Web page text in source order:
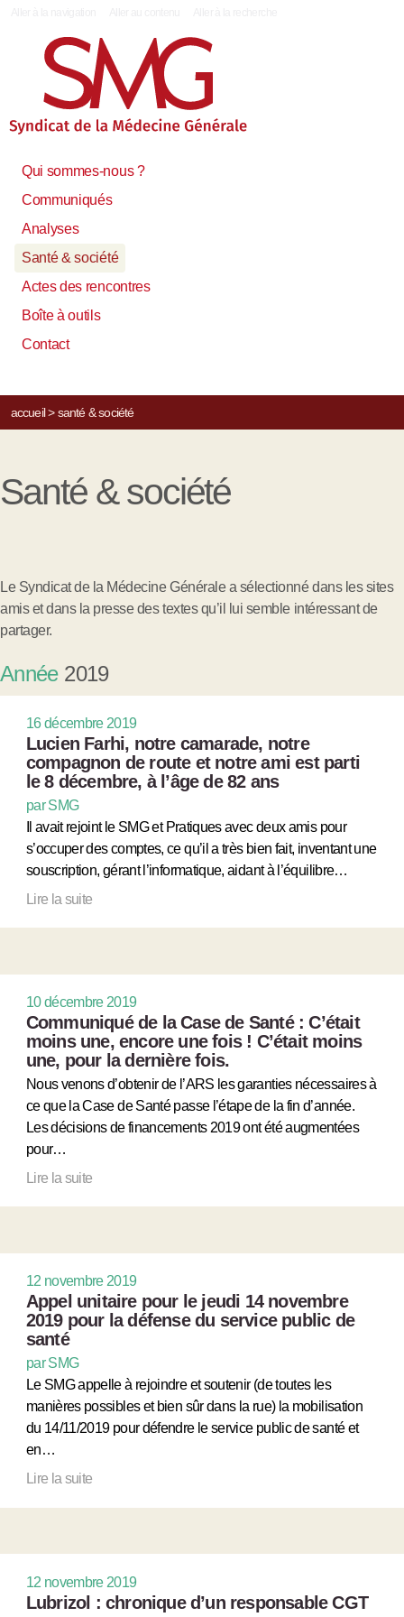
Qui sommes-nous ?
Communiqués
Analyses
Santé & société
Actes des rencontres
Boîte à outils
Contact
accueil> santé & société
Santé & société
Le Syndicat de la Médecine Générale a sélectionné dans les sites
amis et dans la presse des textes qu’il lui semble intéressant de
partager.
Année2019
16 décembre 2019
Lucien Farhi, notre camarade, notre
compagnon de route et notre ami est parti
le 8 décembre, à l’âge de 82 ans
par SMG
Il avait rejoint le SMG et Pratiques avec deux amis pour
s’occuper des comptes, ce qu’il a très bien fait, inventant une
souscription, gérant l’informatique, aidant à l’équilibre…
Lire la suite
10 décembre 2019
Communiqué de la Case de Santé : C’était
moins une, encore une fois ! C’était moins
une, pour la dernière fois.
Nous venons d’obtenir de l’ARS les garanties nécessaires à
ce que la Case de Santé passe l’étape de la fin d’année.
Les décisions de financements 2019 ont été augmentées
pour…
Lire la suite
12 novembre 2019
Appel unitaire pour le jeudi 14 novembre
2019 pour la défense du service public de
santé
par SMG
Le SMG appelle à rejoindre et soutenir (de toutes les
manières possibles et bien sûr dans la rue) la mobilisation
du 14/11/2019 pour défendre le service public de santé et
en…
Lire la suite
12 novembre 2019
Lubrizol : chronique d’un responsable CGT